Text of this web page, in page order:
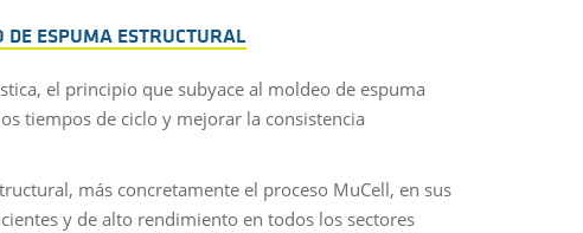
DE ESPUMA ESTRUCTURAL
el principio que subyace al moldeo de espuma
tiempos de ciclo y mejorar la consistencia
más concretamente el proceso MuCell, en sus
y de alto rendimiento en todos los sectores